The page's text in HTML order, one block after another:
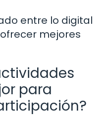
entre lo digital
mejores
para